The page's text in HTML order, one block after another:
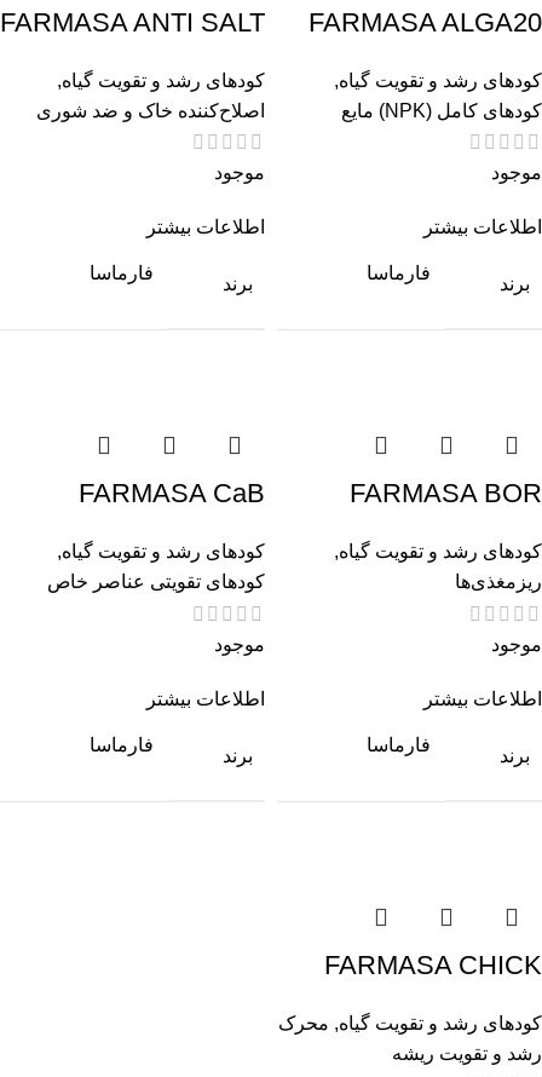
FARMASA ALGA20
کودهای رشد و تقویت گیاه,
کودهای کامل (NPK) مایع
موجود
اطلاعات بیشتر
برند
فارماسا
FARMASA ANTI SALT
کودهای رشد و تقویت گیاه,
اصلاح‌کننده خاک و ضد شوری
موجود
اطلاعات بیشتر
برند
فارماسا
FARMASA BOR
کودهای رشد و تقویت گیاه,
ریزمغذی‌ها
موجود
اطلاعات بیشتر
برند
فارماسا
FARMASA CaB
کودهای رشد و تقویت گیاه,
کودهای تقویتی عناصر خاص
موجود
اطلاعات بیشتر
برند
فارماسا
FARMASA CHICK
کودهای رشد و تقویت گیاه, محرک
رشد و تقویت ریشه